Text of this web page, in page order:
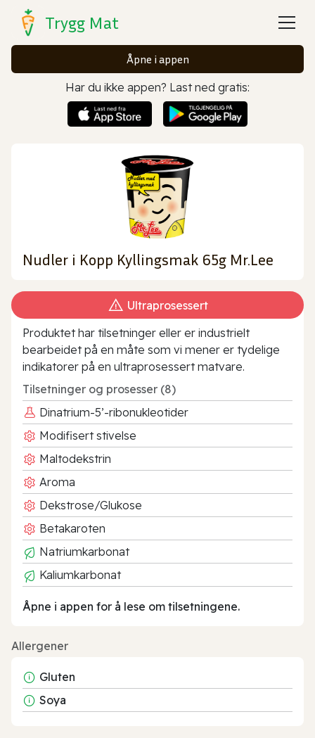
Trygg Mat
Åpne i appen
Har du ikke appen? Last ned gratis:
Nudler i Kopp Kyllingsmak 65g Mr.Lee
Ultraprosessert
Produktet har tilsetninger eller er industrielt
bearbeidet på en måte som vi mener er tydelige
indikatorer på en ultraprosessert matvare.
Tilsetninger og prosesser (8)
Dinatrium-5’-ribonukleotider
Modifisert stivelse
Maltodekstrin
Aroma
Dekstrose/Glukose
Betakaroten
Natriumkarbonat
Kaliumkarbonat
Åpne i appen for å lese om tilsetningene.
Allergener
Gluten
Soya